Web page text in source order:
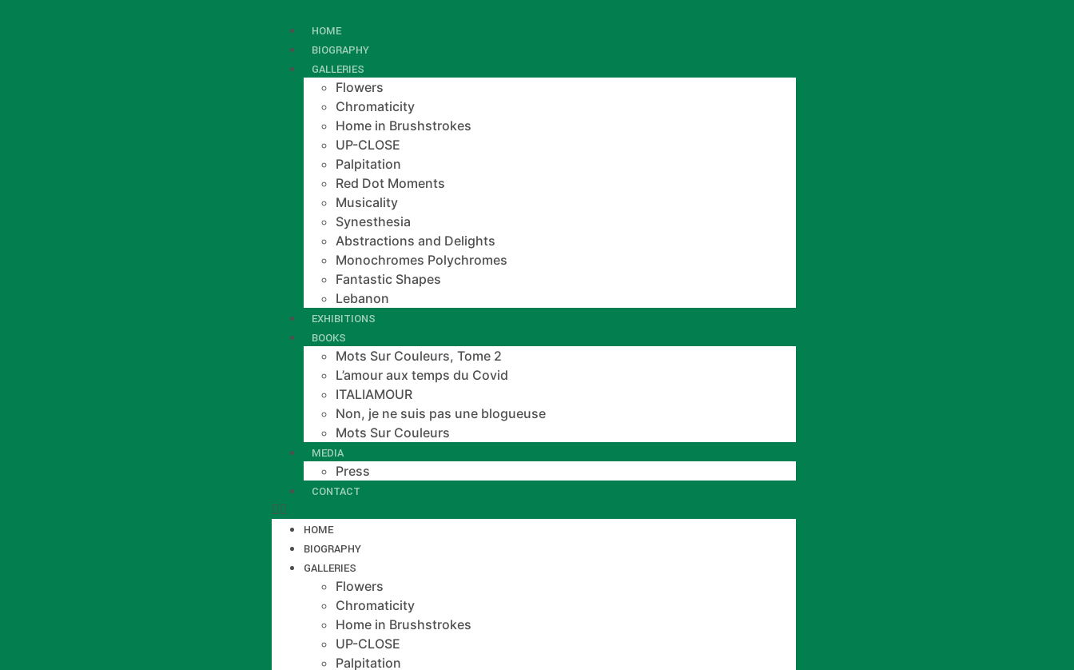
HOME
BIOGRAPHY
GALLERIES
Flowers
Chromaticity
Home in Brushstrokes
UP-CLOSE
Palpitation
Red Dot Moments
Musicality
Synesthesia
Abstractions and Delights
Monochromes Polychromes
Fantastic Shapes
Lebanon
EXHIBITIONS
BOOKS
Mots Sur Couleurs, Tome 2
L’amour aux temps du Covid
ITALIAMOUR
Non, je ne suis pas une blogueuse
Mots Sur Couleurs
MEDIA
Press
CONTACT
HOME
BIOGRAPHY
GALLERIES
Flowers
Chromaticity
Home in Brushstrokes
UP-CLOSE
Palpitation